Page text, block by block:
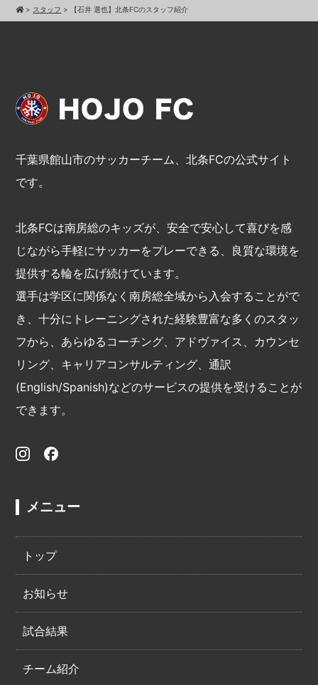
> スタッフ > 【石井 選也】北条FCのスタッフ紹介
千葉県館山市のサッカーチーム、北条FCの公式サイト
です。
北条FCは南房総のキッズが、安全で安心して喜びを感
じながら手軽にサッカーをプレーできる、良質な環境を
提供する輪を広げ続けています。
選手は学区に関係なく南房総全域から入会することがで
き、十分にトレーニングされた経験豊富な多くのスタッ
フから、あらゆるコーチング、アドヴァイス、カウンセ
リング、キャリアコンサルティング、通訳
(English/Spanish)などのサービスの提供を受けることが
できます。
メニュー
トップ
お知らせ
試合結果
チーム紹介